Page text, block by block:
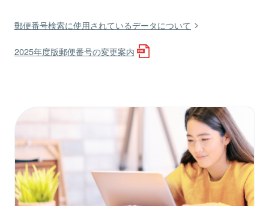
郵便番号検索に使用されているデータについて
2025年度版郵便番号の変更案内